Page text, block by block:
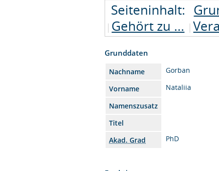
Seiteninhalt:
Gehört zu ...
Grunddaten
Nachname
Gorban
Vorname
Nataliia
Namenszusatz
Titel
Akad. Grad
PhD